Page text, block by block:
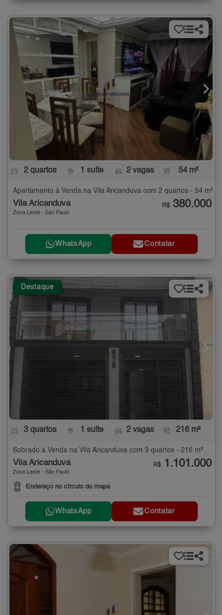
2 quartos 1 suíte 2 vagas 54 m²
Apartamento à Venda na Vila Aricanduva com 2 quartos - 54 m²
Vila Aricanduva
Zona Leste - São Paulo
R$ 380.000
WhatsApp Contatar
Destaque
3 quartos 1 suíte 2 vagas 216 m²
Sobrado à Venda na Vila Aricanduva com 3 quartos - 216 m²
Vila Aricanduva
Zona Leste - São Paulo
Endereço no círculo do mapa
R$ 1.101.000
WhatsApp Contatar